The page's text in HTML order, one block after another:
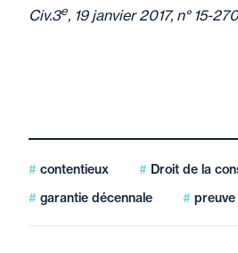
Civ.3e, 19 janvier 2017, n° 15-
contentieux
Droit de la
garantie décennale